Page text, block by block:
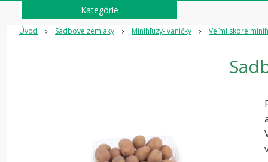
Úvod Sadbové zemiaky Minihľuzy- vaničky Veľmi skoré
Kategórie